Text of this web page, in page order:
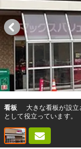
看板
大きな看板が設
として役立っています。